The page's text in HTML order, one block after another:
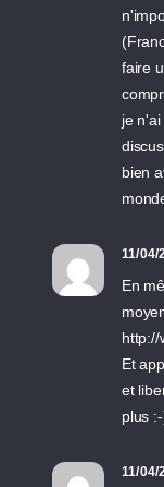
faire
je
bien
11/04/
En
http://
Et
et
plus
11/04/